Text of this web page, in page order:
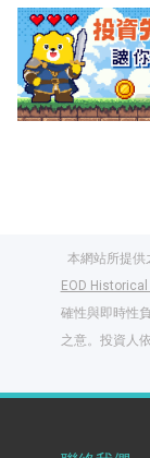
本網站所提供
EOD
確性與即時性
之意。投資人